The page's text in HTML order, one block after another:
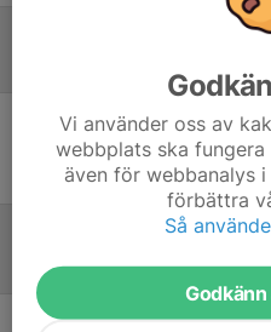
Inget
Tabell
Vi använder oss av
webbplats ska
även för webbanalys
förbättra
Så